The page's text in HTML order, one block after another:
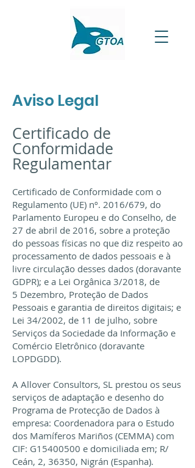
Aviso Legal
Certificado de
Conformidade
Regulamentar
Certificado de Conformidade com o
Regulamento (UE) nº. 2016/679, do
Parlamento Europeu e do Conselho, de
27 de abril de 2016, sobre a proteção
do pessoas físicas no que diz respeito ao
processamento de dados pessoais e à
livre circulação desses dados (doravante
GDPR); e a Lei Orgânica 3/2018, de
5 Dezembro, Proteção de Dados
Pessoais e garantia de direitos digitais; e
Lei 34/2002, de 11 de julho, sobre
Serviços da Sociedade da Informação e
Comércio Eletrônico (doravante
LOPDGDD).
A Allover Consultors, SL prestou os seus
serviços de adaptação e desenho do
Programa de Protecção de Dados à
empresa: Coordenadora para o Estudo
dos Mamíferos Mariños (CEMMA) com
CIF: G15400500 e domiciliada em; R/
Ceán, 2, 36350, Nigrán (Espanha).